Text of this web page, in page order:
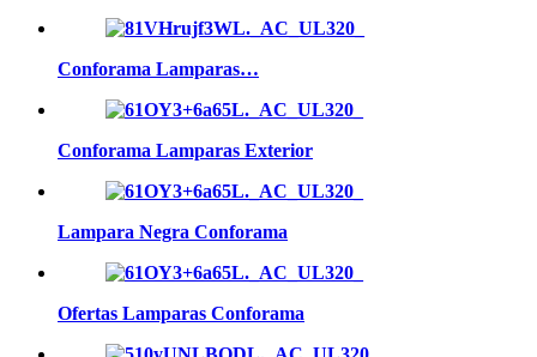
Conforama Lamparas…
Conforama Lamparas Exterior
Lampara Negra Conforama
Ofertas Lamparas Conforama